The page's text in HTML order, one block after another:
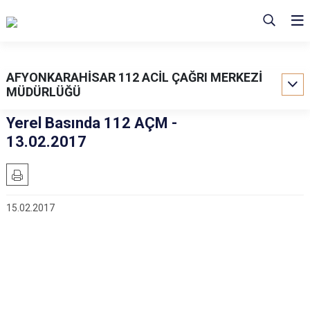
AFYONKARAHİSAR 112 ACİL ÇAĞRI MERKEZİ
MÜDÜRLÜĞÜ
Yerel Basında 112 AÇM -
13.02.2017
15.02.2017